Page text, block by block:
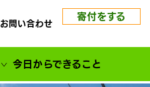
お問い合わせ
寄付をする
今日からできること